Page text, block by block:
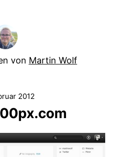
von Martin Wolf
2012